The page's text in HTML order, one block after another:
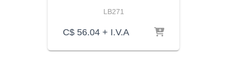
LB271
C$ 56.04 + I.V.A